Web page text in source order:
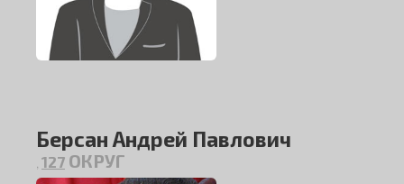
Берсан Андрей Павлович
127 ОКРУГ